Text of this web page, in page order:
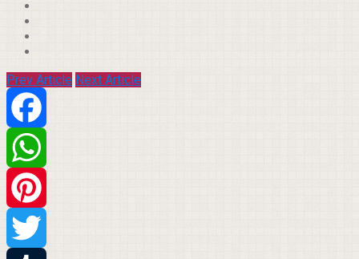
Prev Article Next Article
Facebook
WhatsApp
Pinterest